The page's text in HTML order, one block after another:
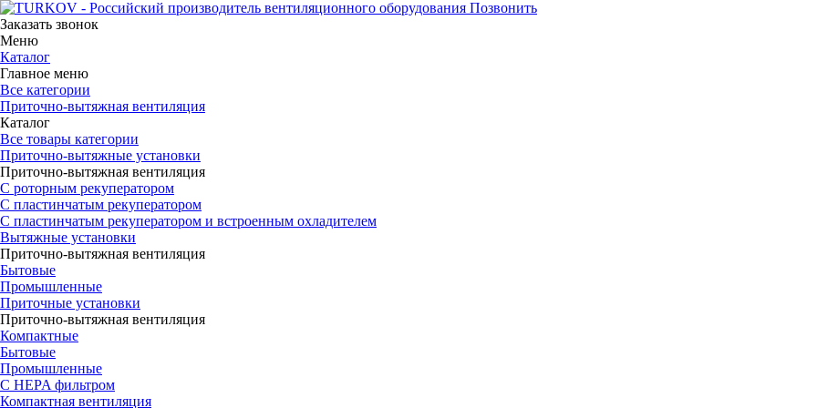
Позвонить
Заказать звонок
Меню
Каталог
Главное меню
Все категории
Приточно-вытяжная вентиляция
Каталог
Все товары категории
Приточно-вытяжные установки
Приточно-вытяжная вентиляция
С роторным рекуператором
С пластинчатым рекуператором
С пластинчатым рекуператором и встроенным охладителем
Вытяжные установки
Приточно-вытяжная вентиляция
Бытовые
Промышленные
Приточные установки
Приточно-вытяжная вентиляция
Компактные
Бытовые
Промышленные
С HEPA фильтром
Компактная вентиляция